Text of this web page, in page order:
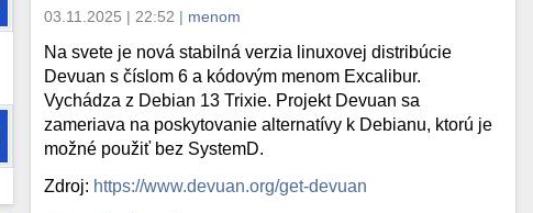
03.11.2025 | 22:52 | menom
Na svete je nová stabilná verzia linuxovej distribúcie
Devuan s číslom 6 a kódovým menom Excalibur.
Vychádza z Debian 13 Trixie. Projekt Devuan sa
zameriava na poskytovanie alternatívy k Debianu, ktorú je
možné použiť bez SystemD.
Zdroj: https://www.devuan.org/get-devuan